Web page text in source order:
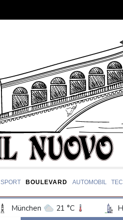
SPORT BOULEVARD AUTOMOBIL
München 21 °C